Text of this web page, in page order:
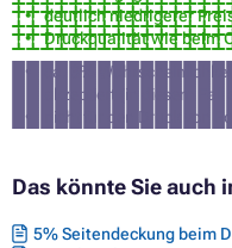
deutlich niedrigerer
Druckqualität wie beim
ca. 3%
akzeptiert (in diesem
nicht für den Druck von
Das könnte Sie auch
5% Seitendeckung beim